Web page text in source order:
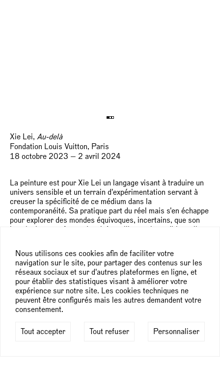
Nous utilisons ces cookies afin de faciliter votre
navigation sur le site, pour partager des contenus sur les
réseaux sociaux et sur d'autres plateformes en ligne, et
pour établir des statistiques visant à améliorer votre
expérience sur notre site. Les cookies techniques ne
peuvent être configurés mais les autres demandent votre
consentement.
Tout accepter Tout refuser Personnaliser
Xie Lei, Au-delà
Fondation Louis Vuitton, Paris
18 octobre 2023 — 2 avril 2024
La peinture est pour Xie Lei un langage visant à traduire un
univers sensible et un terrain d'expérimentation servant à
creuser la spécificité de ce médium dans la
contemporanéité. Sa pratique part du réel mais s'en échappe
pour explorer des mondes équivoques, incertains, que son
inquiétantes, discrètement rattachées à des souvenirs
littéraires et cinématographiques, ou bien puisées dans ses
propres émotions. Les thèmes abordés sont souvent
sombres et inquiétants, tels que l'entre-deux du sommeil et
de la mort, du supplice et de l'érotisme.
À l'occasion d'Open Space #13, Xie Lei présente
Juxtaposées telle une frise le long des murs de la galerie 3,